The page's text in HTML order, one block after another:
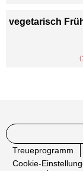
vegetarisch
(
Treueprogramm
Cookie-